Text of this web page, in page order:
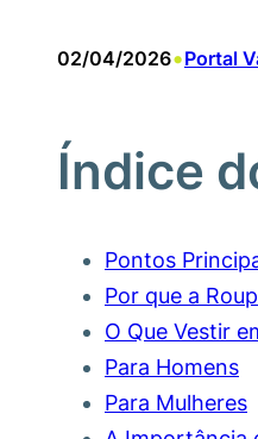
02/04/2026•Portal
Índice
Pontos
Por que a
O Que Vestir
Para Homens
Para Mulheres